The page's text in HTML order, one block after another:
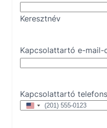
Keresztnév
Kapcsolattartó e-mail-
Kapcsolattartó
Egyesült